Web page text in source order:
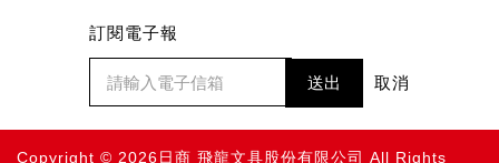
訂閱電子報
送出 取消
Copyright © 2026日商 飛龍文具股份有限公司 All Rights